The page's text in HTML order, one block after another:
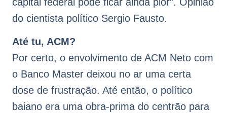
do cientista político Sergio Fausto.
Até tu, ACM?
Por certo, o envolvimento de ACM Neto com
o Banco Master deixou no ar uma certa
dose de frustração. Até então, o político
baiano era uma obra-prima do centrão para